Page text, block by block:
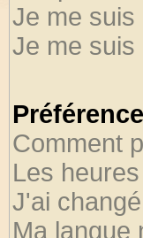
Je me suis
Je me suis
Comment
Les
J'ai
Ma langue